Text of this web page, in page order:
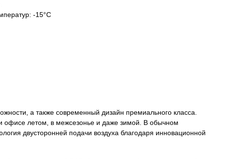
-15°С
а также современный дизайн премиального класса.
офисе летом, в межсезонье и даже зимой. В обычном
двусторонней подачи воздуха благодаря инновационной